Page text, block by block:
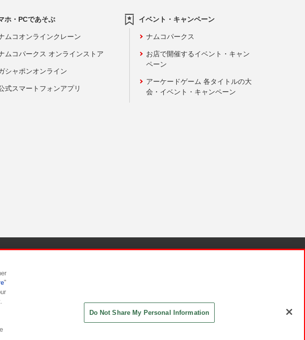
ホ・PCであそぶ
ムコオンラインクレーン
ムコパークス オンラインストア
シャポンオンライン
式スマートフォンアプリ
イベント・キャンペーン
ナムコパークス
お店で開催するイベント・キャン
ペーン
アーケードゲーム 各タイトルの大
会・イベント・キャンペーン
針
"
Do Not Share My Personal Information